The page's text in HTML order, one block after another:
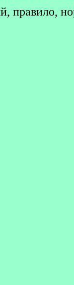
правило,